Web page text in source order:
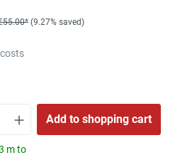
(9.27% saved)
Add to shopping cart
m to